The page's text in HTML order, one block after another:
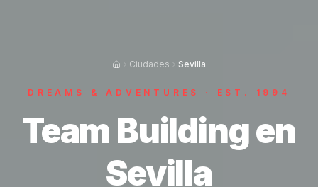
Ciudades Sevilla
DREAMS & ADVENTURES · EST. 1994
Team Building en
Sevilla